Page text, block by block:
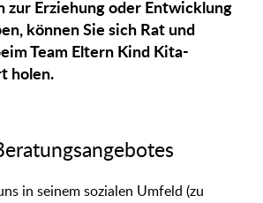
zur Erziehung oder Entwicklung
können Sie sich Rat und
Team Eltern Kind Kita-
holen.
in seinem sozialen Umfeld (zu